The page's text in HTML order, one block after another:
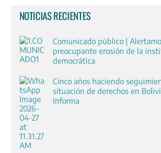
NOTICIAS RECIENTES
Comunicado público |
preocupante erosión de la
democrática
Cinco años haciendo
situación de derechos en
Informa